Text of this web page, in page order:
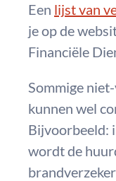
Een lijst van
je op de
Financiële
Sommige
kunnen wel
Bijvoorbeeld:
wordt de